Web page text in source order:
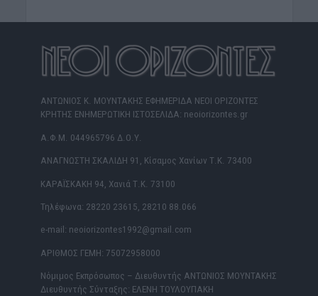
ΑΝΤΩΝΙΟΣ Κ. ΜΟΥΝΤΑΚΗΣ ΕΦΗΜΕΡΙΔΑ ΝΕΟΙ ΟΡΙΖΟΝΤΕΣ
ΚΡΗΤΗΣ ΕΝΗΜΕΡΩΤΙΚΗ ΙΣΤΟΣΕΛΙΔΑ: neoiorizontes.gr
Α.Φ.Μ. 044965796 Δ.Ο.Υ.
ΑΝΑΓΝΩΣΤΗ ΣΚΑΛΙΔΗ 91, Κίσαμος Χανίων Τ.Κ. 73400
ΚΑΡΑΪΣΚΑΚΗ 94, Χανιά Τ.Κ. 73100
Τηλέφωνα: 28220 23615, 28210 88.066
e-mail: neoiorizontes1992@gmail.com
ΑΡΙΘΜΟΣ ΓΕΜΗ: 75072958000
Νόμιμος Εκπρόσωπος – Διευθυντής ΑΝΤΩΝΙΟΣ ΜΟΥΝΤΑΚΗΣ
Διευθυντής Σύνταξης: ΕΛΕΝΗ ΤΟΥΛΟΥΠΑΚΗ